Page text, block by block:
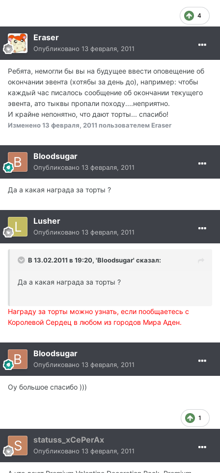
4
Eraser
Опубликовано 13 февраля, 2011
Ребята, немогли бы вы на будущее ввести оповещение об
окончании эвента (хотябы за день до), например: чтобы
каждый час писалось сообщение об окончании текущего
эвента, ато тыквы пропали походу....неприятно.
И крайне непонятно, что дают торты... спасибо!
Изменено13 февраля, 2011 пользователем Eraser
Bloodsugar
Опубликовано 13 февраля, 2011
Да а какая награда за торты ?
Lusher
Опубликовано 13 февраля, 2011
В 13.02.2011 в 19:20, 'Bloodsugar' сказал:
Да а какая награда за торты ?
Награду за торты можно узнать, если пообщаетесь с
Королевой Сердец в любом из городов Мира Аден.
Bloodsugar
Опубликовано 13 февраля, 2011
Оу большое спасибо )))
1
statuss_xCePerAx
Опубликовано 13 февраля, 2011